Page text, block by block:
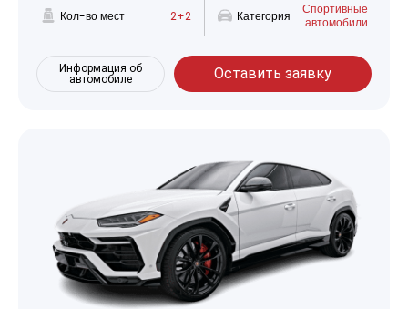
Кол-во мест 2+2 Категория
Спортивные
автомобили
Информация об
автомобиле
Оставить заявку